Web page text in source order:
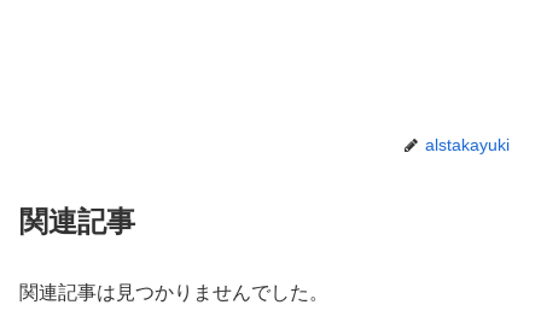
alstakayuki
関連記事
関連記事は見つかりませんでした。